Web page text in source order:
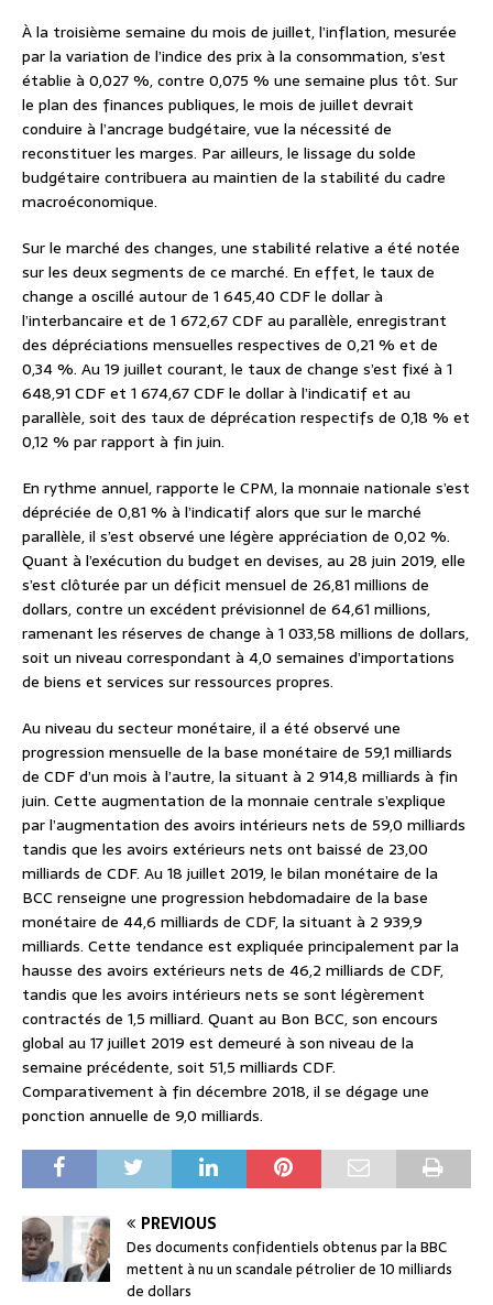
À la troisième semaine du mois de juillet, l’inflation, mesurée
par la variation de l’indice des prix à la consommation, s’est
établie à 0,027 %, contre 0,075 % une semaine plus tôt. Sur
le plan des finances publiques, le mois de juillet devrait
conduire à l’ancrage budgétaire, vue la nécessité de
reconstituer les marges. Par ailleurs, le lissage du solde
budgétaire contribuera au maintien de la stabilité du cadre
macroéconomique.
Sur le marché des changes, une stabilité relative a été notée
sur les deux segments de ce marché. En effet, le taux de
change a oscillé autour de 1 645,40 CDF le dollar à
l’interbancaire et de 1 672,67 CDF au parallèle, enregistrant
des dépréciations mensuelles respectives de 0,21 % et de
0,34 %. Au 19 juillet courant, le taux de change s’est fixé à 1
648,91 CDF et 1 674,67 CDF le dollar à l’indicatif et au
parallèle, soit des taux de déprécation respectifs de 0,18 % et
0,12 % par rapport à fin juin.
En rythme annuel, rapporte le CPM, la monnaie nationale s’est
dépréciée de 0,81 % à l’indicatif alors que sur le marché
parallèle, il s’est observé une légère appréciation de 0,02 %.
Quant à l’exécution du budget en devises, au 28 juin 2019, elle
s’est clôturée par un déficit mensuel de 26,81 millions de
dollars, contre un excédent prévisionnel de 64,61 millions,
ramenant les réserves de change à 1 033,58 millions de dollars,
soit un niveau correspondant à 4,0 semaines d’importations
de biens et services sur ressources propres.
Au niveau du secteur monétaire, il a été observé une
progression mensuelle de la base monétaire de 59,1 milliards
de CDF d’un mois à l’autre, la situant à 2 914,8 milliards à fin
juin. Cette augmentation de la monnaie centrale s’explique
par l’augmentation des avoirs intérieurs nets de 59,0 milliards
tandis que les avoirs extérieurs nets ont baissé de 23,00
milliards de CDF. Au 18 juillet 2019, le bilan monétaire de la
BCC renseigne une progression hebdomadaire de la base
monétaire de 44,6 milliards de CDF, la situant à 2 939,9
milliards. Cette tendance est expliquée principalement par la
hausse des avoirs extérieurs nets de 46,2 milliards de CDF,
tandis que les avoirs intérieurs nets se sont légèrement
contractés de 1,5 milliard. Quant au Bon BCC, son encours
global au 17 juillet 2019 est demeuré à son niveau de la
semaine précédente, soit 51,5 milliards CDF.
Comparativement à fin décembre 2018, il se dégage une
ponction annuelle de 9,0 milliards.
PREVIOUS
Des documents confidentiels obtenus par la BBC
mettent à nu un scandale pétrolier de 10 milliards
de dollars